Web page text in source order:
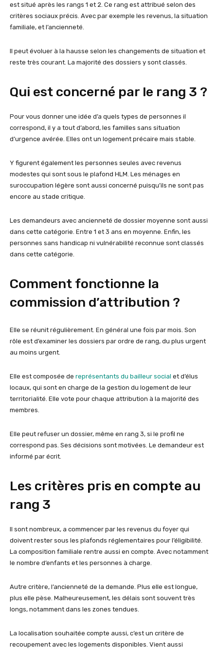
est situé après les rangs 1 et 2. Ce rang est attribué selon des
critères sociaux précis. Avec par exemple les revenus, la situation
familiale, et l’ancienneté.
Il peut évoluer à la hausse selon les changements de situation et
reste très courant. La majorité des dossiers y sont classés.
Qui est concerné par le rang 3 ?
Pour vous donner une idée d’a quels types de personnes il
correspond, il y a tout d’abord, les familles sans situation
d’urgence avérée. Elles ont un logement précaire mais stable.
Y figurent également les personnes seules avec revenus
modestes qui sont sous le plafond HLM. Les ménages en
suroccupation légère sont aussi concerné puisqu’ils ne sont pas
encore au stade critique.
Les demandeurs avec ancienneté de dossier moyenne sont aussi
dans cette catégorie. Entre 1 et 3 ans en moyenne. Enfin, les
personnes sans handicap ni vulnérabilité reconnue sont classés
dans cette catégorie.
Comment fonctionne la
commission d’attribution ?
Elle se réunit régulièrement. En général une fois par mois. Son
rôle est d’examiner les dossiers par ordre de rang, du plus urgent
au moins urgent.
Elle est composée de représentants du bailleur social et d’élus
locaux, qui sont en charge de la gestion du logement de leur
territorialité. Elle vote pour chaque attribution à la majorité des
membres.
Elle peut refuser un dossier, même en rang 3, si le profil ne
correspond pas. Ses décisions sont motivées. Le demandeur est
informé par écrit.
Les critères pris en compte au
rang 3
Il sont nombreux, a commencer par les revenus du foyer qui
doivent rester sous les plafonds réglementaires pour l’éligibilité.
La composition familiale rentre aussi en compte. Avec notamment
le nombre d’enfants et les personnes à charge.
Autre critère, l’ancienneté de la demande. Plus elle est longue,
plus elle pèse. Malheureusement, les délais sont souvent très
longs, notamment dans les zones tendues.
La localisation souhaitée compte aussi, c’est un critère de
recoupement avec les logements disponibles. Vient aussi